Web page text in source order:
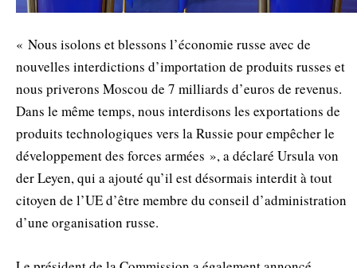
« Nous isolons et blessons l’économie russe avec de
nouvelles interdictions d’importation de produits russes et
nous priverons Moscou de 7 milliards d’euros de revenus.
Dans le même temps, nous interdisons les exportations de
produits technologiques vers la Russie pour empêcher le
développement des forces armées », a déclaré Ursula von
der Leyen, qui a ajouté qu’il est désormais interdit à tout
citoyen de l’UE d’être membre du conseil d’administration
d’une organisation russe.